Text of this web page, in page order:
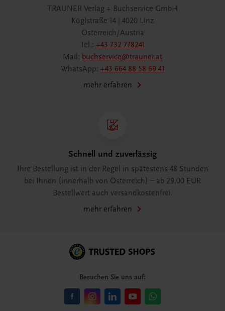
TRAUNER Verlag + Buchservice GmbH
Köglstraße 14 | 4020 Linz
Österreich/Austria
Tel.: +43 732 778241
Mail: buchservice@trauner.at
WhatsApp: +43 664 88 58 69 41
mehr erfahren
Schnell und zuverlässig
Ihre Bestellung ist in der Regel in spätestens 48 Stunden
bei Ihnen (innerhalb von Österreich) – ab 29,00 EUR
Bestellwert auch versandkostenfrei.
mehr erfahren
Besuchen Sie uns auf: